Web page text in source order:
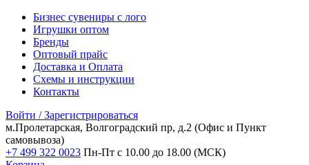
Бизнес сувениры с лого
Игрушки оптом
Бренды
Оптовый прайс
Доставка и Оплата
Схемы и инструкции
Контакты
Войти / Зарегистрироваться
м.Пролетарская, Волгоградский пр, д.2 (Офис и Пункт
самовывоза)
+7 499 322 0023 Пн-Пт с 10.00 до 18.00 (МСК)